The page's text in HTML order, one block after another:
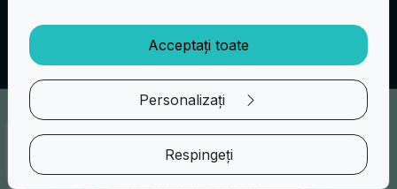
peticelor. Va exista o canelură în jurul marginii pentru a
coase peticul acolo unde doriți.
Acceptați toate
Personalizați
Respingeți